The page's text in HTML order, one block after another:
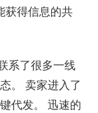
获得信息的共
系了很多一线
。 卖家进入了
代发。 迅速的